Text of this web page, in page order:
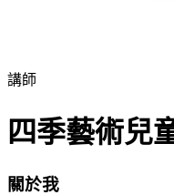
講師
四季藝術兒
關於我